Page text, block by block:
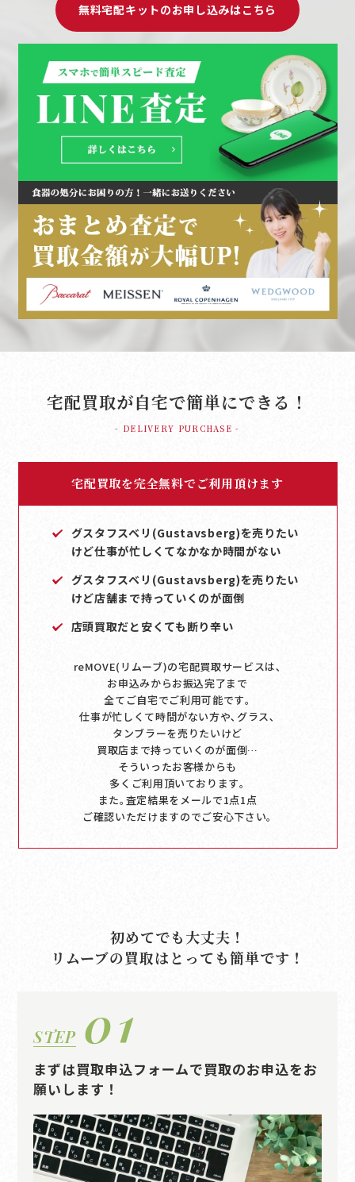
無料宅配キットのお申し込みはこちら
宅配買取が自宅で簡単にできる！
- DELIVERY PURCHASE -
宅配買取を完全無料でご利用頂けます
グスタフスベリ(Gustavsberg)を売りたい
けど仕事が忙しくてなかなか時間がない
グスタフスベリ(Gustavsberg)を売りたい
けど店舗まで持っていくのが面倒
店頭買取だと安くても断り辛い
reMOVE(リムーブ)の宅配買取サービスは､
お申込みからお振込完了まで
全てご自宅でご利用可能です｡
仕事が忙しくて時間がない方や､グラス､
タンブラーを売りたいけど
買取店まで持っていくのが面倒…
そういったお客様からも
多くご利用頂いております｡
また｡査定結果をメールで1点1点
ご確認いただけますのでご安心下さい｡
初めてでも大丈夫！
リムーブの買取はとっても簡単です！
STEP 01
まずは買取申込フォームで買取のお申込をお
願いします！